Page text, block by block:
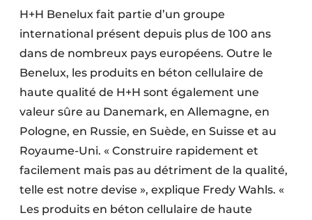
Infrastructures souterraines et égouttage
Protection solaire
Rénovation
Sécurité incendie
Software
Techniques ferroviaires
Travaux ferroviaires
H+H Benelux fait partie d’un groupe
international présent depuis plus de 100 ans
dans de nombreux pays européens. Outre le
Benelux, les produits en béton cellulaire de
haute qualité de H+H sont également une
valeur sûre au Danemark, en Allemagne, en
Pologne, en Russie, en Suède, en Suisse et au
Royaume-Uni. « Construire rapidement et
facilement mais pas au détriment de la qualité,
telle est notre devise », explique Fredy Wahls. «
Les produits en béton cellulaire de haute